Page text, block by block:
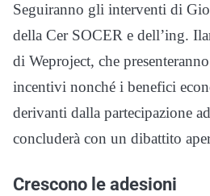
Seguiranno gli interventi di
della Cer SOCER e dell’ing.
di Weproject, che
incentivi nonché i benefici
derivanti dalla partecipazione
concluderà con un dibattito
Crescono le adesioni